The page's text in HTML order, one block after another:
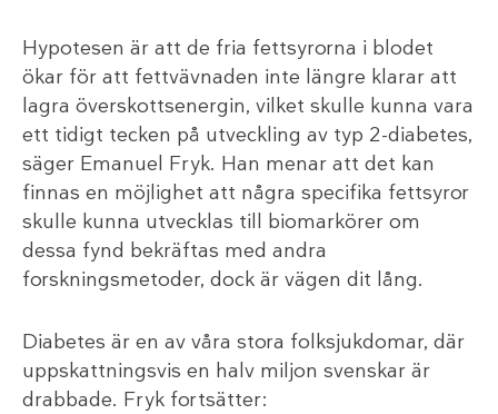
Hypotesen är att de fria fettsyrorna i blodet
ökar för att fettvävnaden inte längre klarar att
lagra överskottsenergin, vilket skulle kunna vara
ett tidigt tecken på utveckling av typ 2-diabetes,
säger Emanuel Fryk. Han menar att det kan
finnas en möjlighet att några specifika fettsyror
skulle kunna utvecklas till biomarkörer om
dessa fynd bekräftas med andra
forskningsmetoder, dock är vägen dit lång.
Diabetes är en av våra stora folksjukdomar, där
uppskattningsvis en halv miljon svenskar är
drabbade. Fryk fortsätter: